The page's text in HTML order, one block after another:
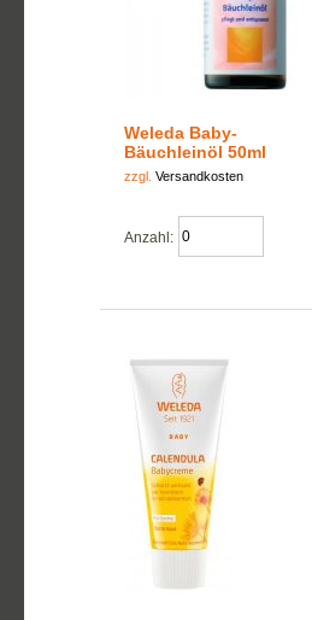
Weleda Baby-
Bäuchleinöl 50ml
zzgl. Versandkosten
Anzahl: